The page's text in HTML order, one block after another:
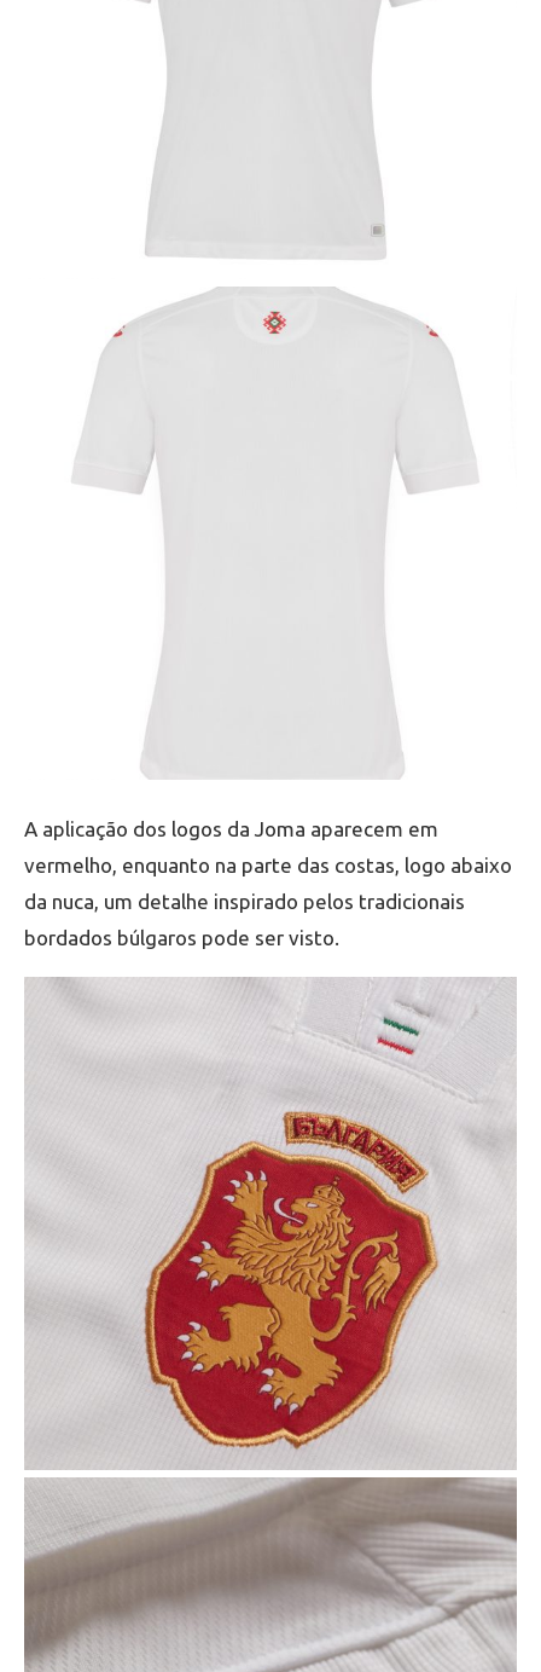
A aplicação dos logos da Joma aparecem em
vermelho, enquanto na parte das costas, logo abaixo
da nuca, um detalhe inspirado pelos tradicionais
bordados búlgaros pode ser visto.